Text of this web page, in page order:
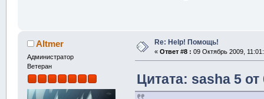
Altmer
Администратор
Ветеран
Re: Help! Помощь!
« Ответ #8 : 09 Октябрь 2009,
Цитата: sasha 5